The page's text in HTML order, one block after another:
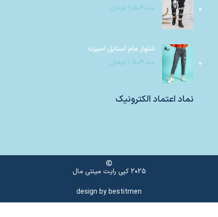
۱,۵۰۴,۰۰۰ تومان
شلوار مام استایل اسپرت
۱,۵۰۴,۰۰۰ تومان
نماد اعتماد الکترونیک
2025 کپی رایت مینتی مال
design bybestitmen